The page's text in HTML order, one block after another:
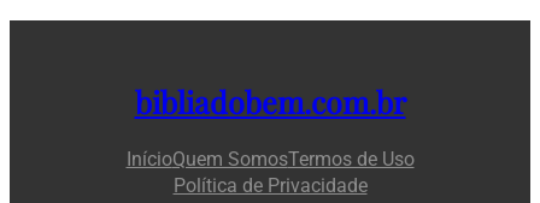
bibliadobem.com.br
InícioQuem SomosTermos de Uso
Política de Privacidade